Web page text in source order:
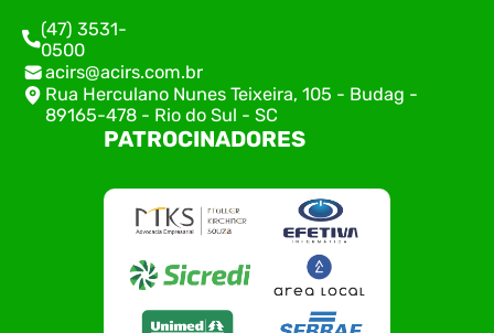
(47) 3531-
0500
acirs@acirs.com.br
Rua Herculano Nunes Teixeira, 105 - Budag -
89165-478 - Rio do Sul - SC
PATROCINADORES